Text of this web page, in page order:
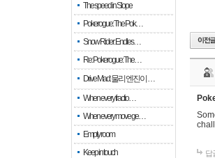
The speed in Slope
Pokerogue: The Pok…
Snow Rider: Endles…
Re: Pokerogue: The…
Drive Mad: 물리 엔진이 …
When every fractio…
When every move ge…
Empty room
Keep in touch
답